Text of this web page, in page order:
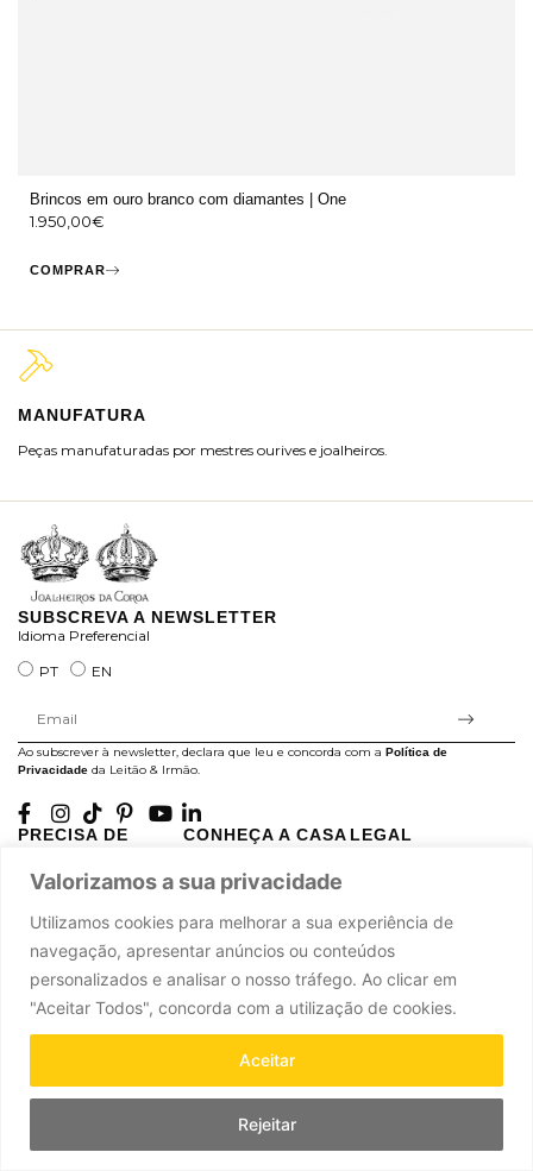
Valorizamos a sua privacidade
Utilizamos cookies para melhorar a sua experiência de
navegação, apresentar anúncios ou conteúdos
personalizados e analisar o nosso tráfego. Ao clicar em
"Aceitar Todos", concorda com a utilização de cookies.
Rejeitar
Aceitar
Brincos em ouro branco com diamantes | One
1.950,00€
COMPRAR
MANUFATURA
Peças manufaturadas por mestres ourives e joalheiros.
SUBSCREVA A NEWSLETTER
Idioma Preferencial
PT
EN
Ao subscrever à newsletter, declara que leu e concorda com a Política de
Privacidade da Leitão & Irmão.
PRECISA DE
A minha conta
Contacte-nos
CONHEÇA A CASA
História
LEGAL
Termos e Condições
Livro de Reclamações
Leitão & Irmão, 2026. Todos os direitos reservados.Powered byAd-pulse.